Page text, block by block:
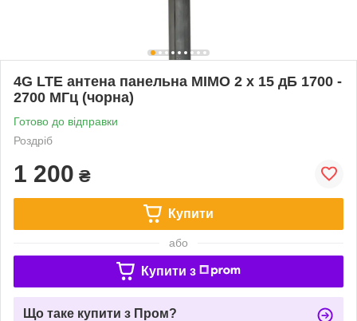
4G LTE антена панельна MIMO 2 x 15 дБ 1700 -
2700 МГц (чорна)
Готово до відправки
Роздріб
1 200 ₴
Купити
або
Купити з
Що таке купити з Пром?